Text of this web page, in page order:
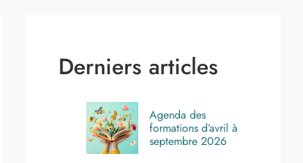
Derniers articles
Agenda des
formations d’avril à
septembre 2026